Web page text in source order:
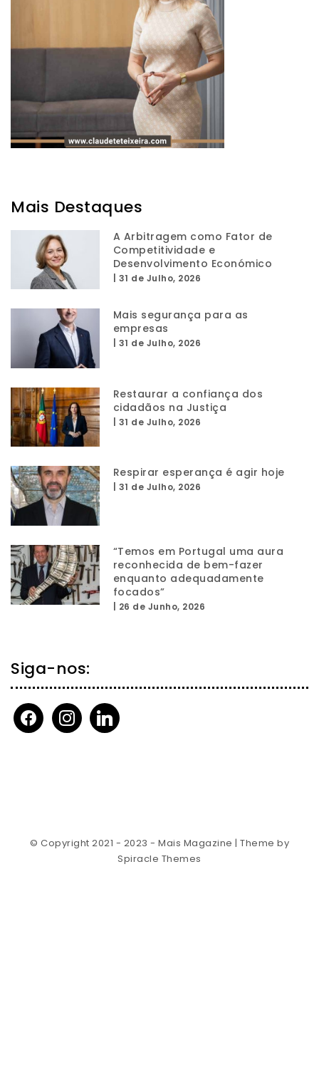
Mais Destaques
A Arbitragem como Fator de
Competitividade e
Desenvolvimento Económico
31 de Julho, 2026
Mais segurança para as
empresas
31 de Julho, 2026
Restaurar a confiança dos
cidadãos na Justiça
31 de Julho, 2026
Respirar esperança é agir hoje
31 de Julho, 2026
“Temos em Portugal uma aura
reconhecida de bem-fazer
enquanto adequadamente
focados”
26 de Junho, 2026
Siga-nos:
facebookinstagramlinkedin
© Copyright 2021 - 2023 - Mais Magazine | Theme by
Spiracle Themes